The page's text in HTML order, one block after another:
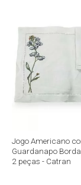
Compra
Jogo Americano
Guardanapo
2 peças - Catran